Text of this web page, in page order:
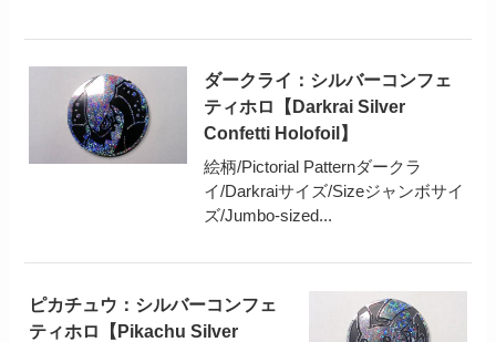
ダークライ：シルバーコンフェ
ティホロ【Darkrai Silver
Confetti Holofoil】
絵柄/Pictorial Patternダークラ
イ/Darkraiサイズ/Sizeジャンボサイ
ズ/Jumbo-sized...
ピカチュウ：シルバーコンフェ
ティホロ【Pikachu Silver